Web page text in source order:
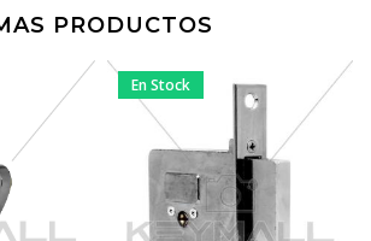
PRODUCTOS
En Stock